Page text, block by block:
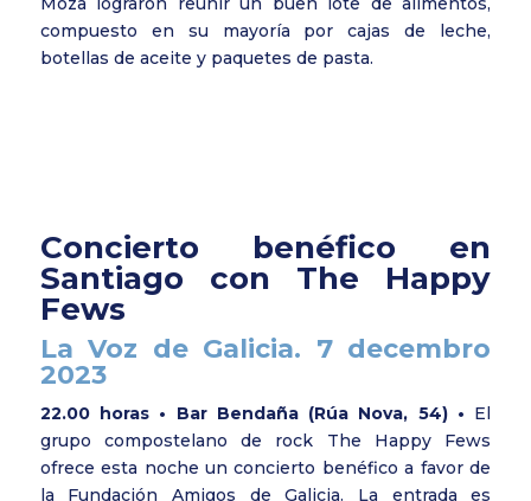
compuesto en su mayoría por cajas de leche,
botellas de aceite y paquetes de pasta.
Concierto benéfico en
Santiago con The Happy
Fews
La Voz de Galicia. 7 decembro
2023
22.00 horas • Bar Bendaña (Rúa Nova, 54) • El
grupo compostelano de rock The Happy Fews
ofrece esta noche un concierto benéfico a favor de
la Fundación Amigos de Galicia. La entrada es